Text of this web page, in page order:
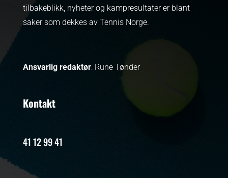
tilbakeblikk, nyheter og kampresultater er blant
saker som dekkes av Tennis Norge.
Ansvarlig redaktør: Rune Tønder
Kontakt
41 12 99 41